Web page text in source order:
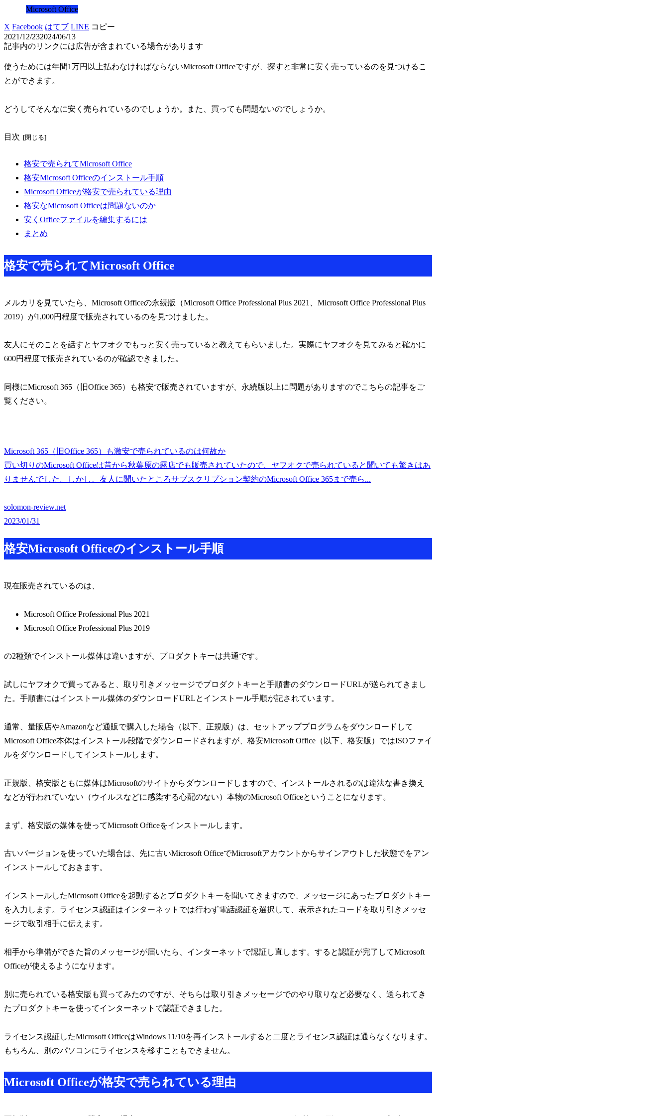
Microsoft Office
X Facebook はてブ LINE コピー
2021/12/232024/06/13
記事内のリンクには広告が含まれている場合があります
使うためには年間1万円以上払わなければならないMicrosoft Officeですが、探すと非常に安く売っているのを見つけるこ
とができます。
どうしてそんなに安く売られているのでしょうか。また、買っても問題ないのでしょうか。
目次
格安で売られてMicrosoft Office
格安Microsoft Officeのインストール手順
Microsoft Officeが格安で売られている理由
格安なMicrosoft Officeは問題ないのか
安くOfficeファイルを編集するには
まとめ
格安で売られてMicrosoft Office
メルカリを見ていたら、Microsoft Officeの永続版（Microsoft Office Professional Plus 2021、Microsoft Office Professional Plus
2019）が1,000円程度で販売されているのを見つけました。
友人にそのことを話すとヤフオクでもっと安く売っていると教えてもらいました。実際にヤフオクを見てみると確かに
600円程度で販売されているのが確認できました。
同様にMicrosoft 365（旧Office 365）も格安で販売されていますが、永続版以上に問題がありますのでこちらの記事をご
覧ください。
Microsoft 365（旧Office 365）も激安で売られているのは何故か
買い切りのMicrosoft Officeは昔から秋葉原の露店でも販売されていたので、ヤフオクで売られていると聞いても驚きはあ
りませんでした。しかし、友人に聞いたところサブスクリプション契約のMicrosoft Office 365まで売ら...
solomon-review.net
2023/01/31
格安Microsoft Officeのインストール手順
現在販売されているのは、
Microsoft Office Professional Plus 2021
Microsoft Office Professional Plus 2019
の2種類でインストール媒体は違いますが、プロダクトキーは共通です。
試しにヤフオクで買ってみると、取り引きメッセージでプロダクトキーと手順書のダウンロードURLが送られてきまし
た。手順書にはインストール媒体のダウンロードURLとインストール手順が記されています。
通常、量販店やAmazonなど通販で購入した場合（以下、正規版）は、セットアッププログラムをダウンロードして
Microsoft Office本体はインストール段階でダウンロードされますが、格安Microsoft Office（以下、格安版）ではISOファイ
ルをダウンロードしてインストールします。
正規版、格安版ともに媒体はMicrosoftのサイトからダウンロードしますので、インストールされるのは違法な書き換え
などが行われていない（ウイルスなどに感染する心配のない）本物のMicrosoft Officeということになります。
まず、格安版の媒体を使ってMicrosoft Officeをインストールします。
古いバージョンを使っていた場合は、先に古いMicrosoft OfficeでMicrosoftアカウントからサインアウトした状態でをアン
インストールしておきます。
インストールしたMicrosoft Officeを起動するとプロダクトキーを聞いてきますので、メッセージにあったプロダクトキー
を入力します。ライセンス認証はインターネットでは行わず電話認証を選択して、表示されたコードを取り引きメッセ
ージで取引相手に伝えます。
相手から準備ができた旨のメッセージが届いたら、インターネットで認証し直します。すると認証が完了してMicrosoft
Officeが使えるようになります。
別に売られている格安版も買ってみたのですが、そちらは取り引きメッセージでのやり取りなど必要なく、送られてき
たプロダクトキーを使ってインターネットで認証できました。
ライセンス認証したMicrosoft OfficeはWindows 11/10を再インストールすると二度とライセンス認証は通らなくなります。
もちろん、別のパソコンにライセンスを移すこともできません。
Microsoft Officeが格安で売られている理由